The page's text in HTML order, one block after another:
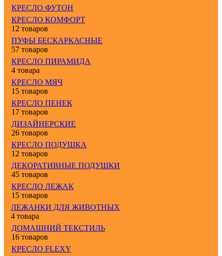
КРЕСЛО ФУТОН
КРЕСЛО КОМФОРТ
12 товаров
ПУФЫ БЕСКАРКАСНЫЕ
57 товаров
КРЕСЛО ПИРАМИДА
4 товара
КРЕСЛО МЯЧ
15 товаров
КРЕСЛО ПЕНЕК
17 товаров
ДИЗАЙНЕРСКИЕ
26 товаров
КРЕСЛО ПОДУШКА
12 товаров
ДЕКОРАТИВНЫЕ ПОДУШКИ
45 товаров
КРЕСЛО ЛЕЖАК
15 товаров
ЛЕЖАНКИ ДЛЯ ЖИВОТНЫХ
4 товара
ДОМАШНИЙ ТЕКСТИЛЬ
16 товаров
КРЕСЛО FLEXY